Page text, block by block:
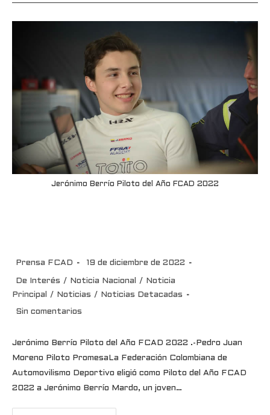
Jerónimo Berrío Piloto del Año FCAD 2022
Prensa FCAD 19 de diciembre de 2022
De Interés / Noticia Nacional /
Noticia
Principal
/ Noticias / Noticias Detacadas
Sin comentarios
Jerónimo Berrío Piloto del Año FCAD 2022 .-Pedro Juan
Moreno Piloto PromesaLa Federación Colombiana de
Automovilismo Deportivo eligió como Piloto del Año FCAD
2022 a Jerónimo Berrío Mardo, un joven…